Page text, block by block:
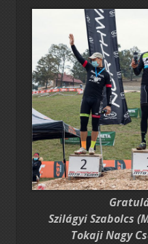
Szilágyi Szabolcs
Tokaji Nagy